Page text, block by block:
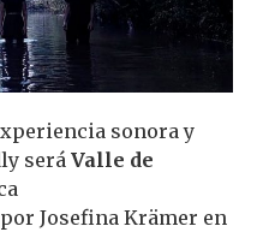
sonora y
será Valle de
Josefina Krämer en